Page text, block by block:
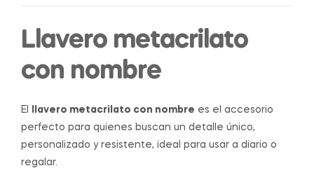
Llavero metacrilato
con nombre
El llavero metacrilato con nombre es el accesorio
perfecto para quienes buscan un detalle único,
personalizado y resistente, ideal para usar a diario o
regalar.